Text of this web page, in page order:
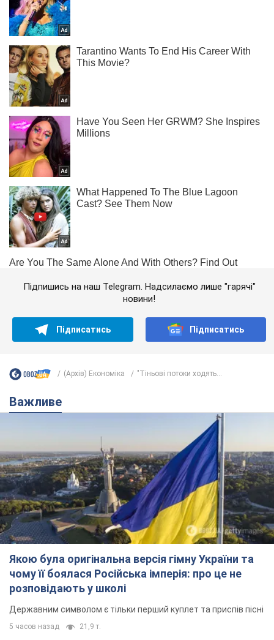
Підпишись на наш Telegram. Надсилаємо лише "гарячі"
новини!
Підписатись Підписатись
(Архів) Економіка "Тіньові потоки ходять...
Важливе
Якою була оригінальна версія гімну України та
чому її боялася Російська імперія: про це не
розповідають у школі
Державним символом є тільки перший куплет та приспів пісні
5 часов назад 21,9 т.